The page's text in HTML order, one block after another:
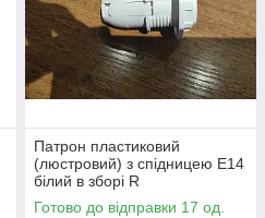
Патрон пластиковий
(люстровий) з спідницею Е14
білий в зборі R
Готово до відправки 17 од.